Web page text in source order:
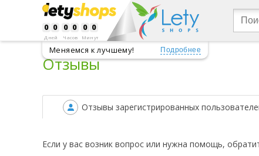
Меняемся к лучшему! Подробнее
0 0
Дней
0 0
Часов
0 0
Минут
Отзывы
Отзывы зарегистрированных
Если у вас возник вопрос или нужна помощь,